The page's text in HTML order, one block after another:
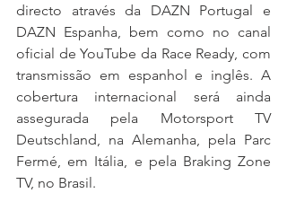
directo através da DAZN Portugal e
DAZN Espanha, bem como no canal
oficial de YouTube da Race Ready, com
transmissão em espanhol e inglês. A
cobertura internacional será ainda
assegurada pela Motorsport TV
Deutschland, na Alemanha, pela Parc
Fermé, em Itália, e pela Braking Zone
TV, no Brasil.